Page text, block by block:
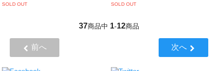
SOLD OUT
SOLD OUT
37商品中 1-12商品
前へ 次へ